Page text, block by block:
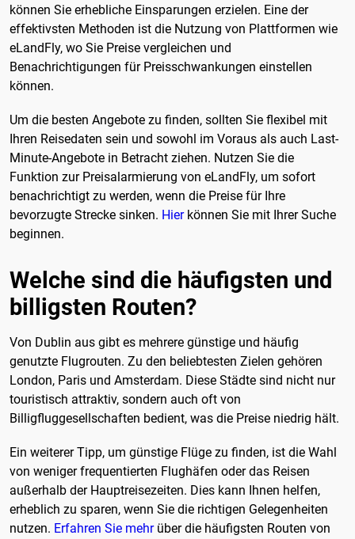
können Sie erhebliche Einsparungen erzielen. Eine der
effektivsten Methoden ist die Nutzung von Plattformen wie
eLandFly, wo Sie Preise vergleichen und
Benachrichtigungen für Preisschwankungen einstellen
können.
Um die besten Angebote zu finden, sollten Sie flexibel mit
Ihren Reisedaten sein und sowohl im Voraus als auch Last-
Minute-Angebote in Betracht ziehen. Nutzen Sie die
Funktion zur Preisalarmierung von eLandFly, um sofort
benachrichtigt zu werden, wenn die Preise für Ihre
bevorzugte Strecke sinken. Hierkönnen Sie mit Ihrer Suche
beginnen.
Welche sind die häufigsten und
billigsten Routen?
Von Dublin aus gibt es mehrere günstige und häufig
genutzte Flugrouten. Zu den beliebtesten Zielen gehören
London, Paris und Amsterdam. Diese Städte sind nicht nur
touristisch attraktiv, sondern auch oft von
Billigfluggesellschaften bedient, was die Preise niedrig hält.
Ein weiterer Tipp, um günstige Flüge zu finden, ist die Wahl
von weniger frequentierten Flughäfen oder das Reisen
außerhalb der Hauptreisezeiten. Dies kann Ihnen helfen,
erheblich zu sparen, wenn Sie die richtigen Gelegenheiten
nutzen. Erfahren Sie mehrüber die häufigsten Routen von